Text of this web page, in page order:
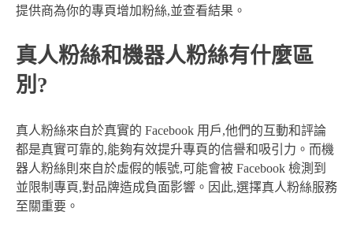
提供商為你的專頁增加粉絲,並查看結果。
真人粉絲和機器人粉絲有什麼區
別?
真人粉絲來自於真實的 Facebook 用戶,他們的互動和評論
都是真實可靠的,能夠有效提升專頁的信譽和吸引力。而機
器人粉絲則來自於虛假的帳號,可能會被 Facebook 檢測到
並限制專頁,對品牌造成負面影響。因此,選擇真人粉絲服務
至關重要。